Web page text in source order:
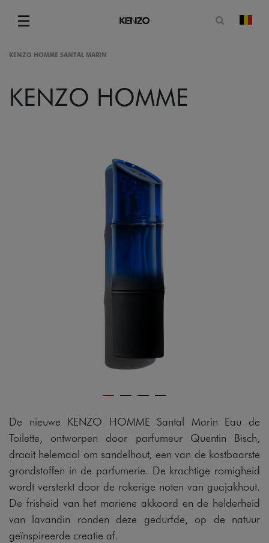
☰
Menu
Open
KENZO HOMME SANTAL MARIN
KENZO HOMME
De nieuwe KENZO HOMME Santal Marin Eau de
Toilette, ontworpen door parfumeur Quentin Bisch,
draait helemaal om sandelhout, een van de kostbaarste
grondstoffen in de parfumerie. De krachtige romigheid
wordt versterkt door de rokerige noten van guajakhout.
De frisheid van het mariene akkoord en de helderheid
van lavandin ronden deze gedurfde, op de natuur
geïnspireerde creatie af.